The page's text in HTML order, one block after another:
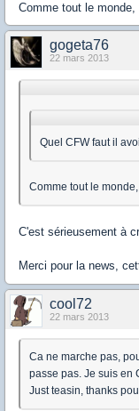
Comme tout le
gogeta76
22 mars 2013
Quel CFW faut il
Comme tout le
C'est sérieusement à
Merci pour la news,
cool72
22 mars 2013
Ca ne marche pas,
passe pas. Je suis en
Just teasin, thanks